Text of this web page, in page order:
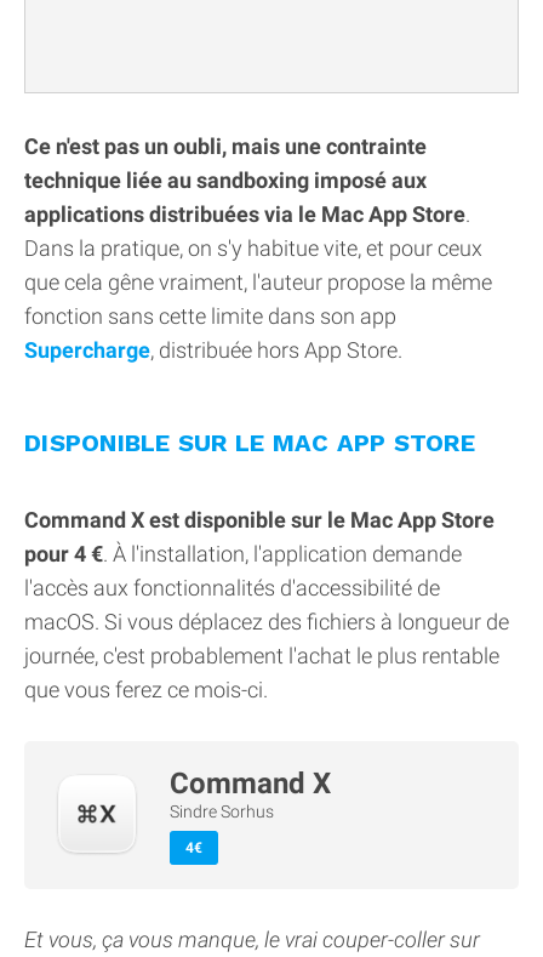
Ce n'est pas un oubli, mais une contrainte
technique liée au sandboxing imposé aux
applications distribuées via le Mac App Store.
Dans la pratique, on s'y habitue vite, et pour ceux
que cela gêne vraiment, l'auteur propose la même
fonction sans cette limite dans son app
Supercharge, distribuée hors App Store.
DISPONIBLE SUR LE MAC APP STORE
Command X est disponible sur le Mac App Store
pour 4 €. À l'installation, l'application demande
l'accès aux fonctionnalités d'accessibilité de
macOS. Si vous déplacez des fichiers à longueur de
journée, c'est probablement l'achat le plus rentable
que vous ferez ce mois-ci.
Command X
Sindre Sorhus
4€
Et vous, ça vous manque, le vrai couper-coller sur